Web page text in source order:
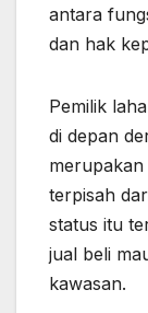
antara
dan hak
Pemilik
di depan
terpisah
status itu
jual beli
kawasan.